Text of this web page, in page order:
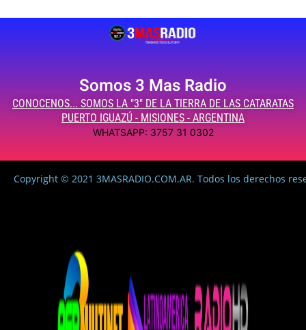
Somos 3 Mas Radio
CONOCENOS... SOMOS LA "3" DE LA TIERRA DE LAS CATARATAS
PUERTO IGUAZÚ - MISIONES - ARGENTINA
WHATSAPP: 3757 31 0302
Copyright © 2021 3MASRADIO.COM.AR. Todos los derechos